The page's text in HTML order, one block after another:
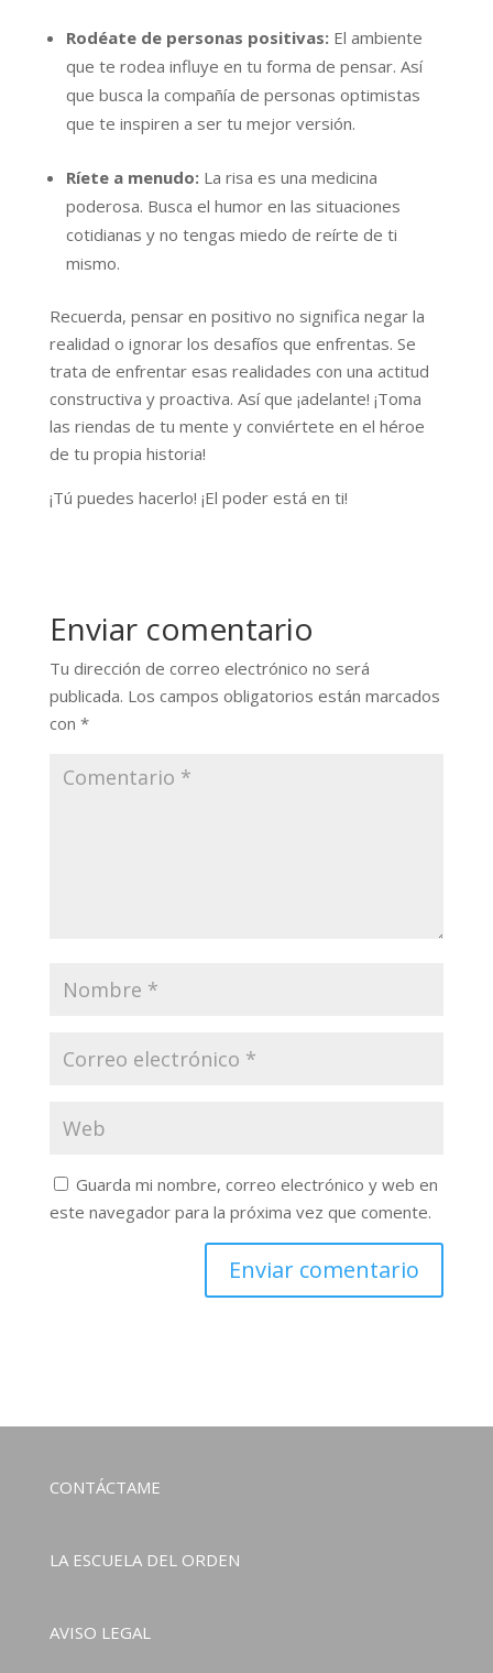
Rodéate de personas positivas:El ambiente
que te rodea influye en tu forma de pensar. Así
que busca la compañía de personas optimistas
que te inspiren a ser tu mejor versión.
Ríete a menudo:La risa es una medicina
poderosa. Busca el humor en las situaciones
cotidianas y no tengas miedo de reírte de ti
mismo.
Recuerda, pensar en positivo no significa negar la
realidad o ignorar los desafíos que enfrentas. Se
trata de enfrentar esas realidades con una actitud
constructiva y proactiva. Así que ¡adelante! ¡Toma
las riendas de tu mente y conviértete en el héroe
de tu propia historia!
¡Tú puedes hacerlo! ¡El poder está en ti!
Enviar comentario
Tu dirección de correo electrónico no será
publicada. Los campos obligatorios están marcados
con *
Guarda mi nombre, correo electrónico y web en
este navegador para la próxima vez que comente.
CONTÁCTAME
LA ESCUELA DEL ORDEN
AVISO LEGAL